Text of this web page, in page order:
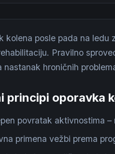
kolena posle pada na ledu
Pravilno
nastanak hroničnih
principi oporavka
povratak aktivnostima –
primena vežbi prema